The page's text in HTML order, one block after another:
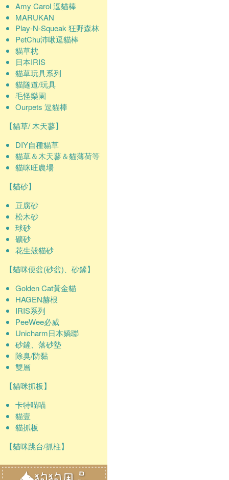
Amy Carol 逗貓棒
MARUKAN
Play-N-Squeak 狂野森林
PetChu沛啾逗貓棒
貓草枕
日本IRIS
貓草玩具系列
貓隧道/玩具
毛怪樂園
Ourpets 逗貓棒
【貓草/ 木天蓼】
DIY自種貓草
貓草＆木天蓼＆貓薄荷等
貓咪旺農場
【貓砂】
豆腐砂
松木砂
球砂
礦砂
花生殼貓砂
【貓咪便盆(砂盆)、砂鏟】
Golden Cat黃金貓
HAGEN赫根
IRIS系列
PeeWee必威
Unicharm日本嬌聯
砂鏟、落砂墊
除臭/防黏
雙層
【貓咪抓板】
卡特喵喵
貓壹
貓抓板
【貓咪跳台/抓柱】